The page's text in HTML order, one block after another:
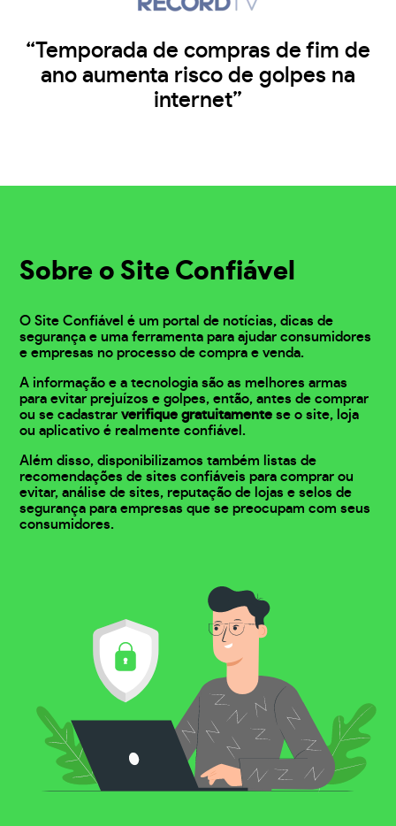
“Temporada de compras de fim de
ano aumenta risco de golpes na
internet”
Sobre o Site Confiável
O Site Confiável é um portal de notícias, dicas de
segurança e uma ferramenta para ajudar consumidores
e empresas no processo de compra e venda.
A informação e a tecnologia são as melhores armas
para evitar prejuízos e golpes, então, antes de comprar
ou se cadastrarverifique gratuitamente se o site, loja
ou aplicativo é realmente confiável.
Além disso, disponibilizamos também listas de
recomendações de sites confiáveis para comprar ou
evitar, análise de sites, reputação de lojas e selos de
segurança para empresas que se preocupam com seus
consumidores.